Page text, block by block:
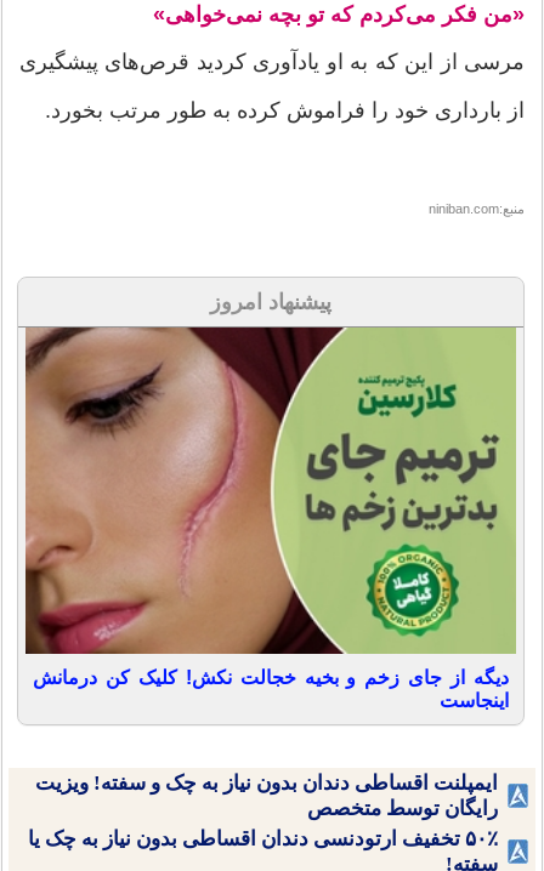
«من فکر می‌کردم که تو بچه نمی‌خواهی»
مرسی از این که به او یادآوری کردید قرص‌های پیشگیری
از بارداری خود را فراموش کرده به طور مرتب بخورد.
منبع:niniban.com
پیشنهاد امروز
دیگه از جای زخم و بخیه خجالت نکش! کلیک کن درمانش
اینجاست
ایمپلنت اقساطی دندان بدون نیاز به چک و سفته! ویزیت
رایگان توسط متخصص
۵۰٪ تخفیف ارتودنسی دندان اقساطی بدون نیاز به چک یا
سفته!